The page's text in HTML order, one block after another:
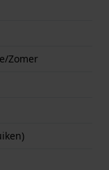
Zomer